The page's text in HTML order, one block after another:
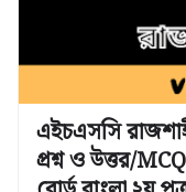
এইচএসসি
প্রশ্ন ও উত্তর/